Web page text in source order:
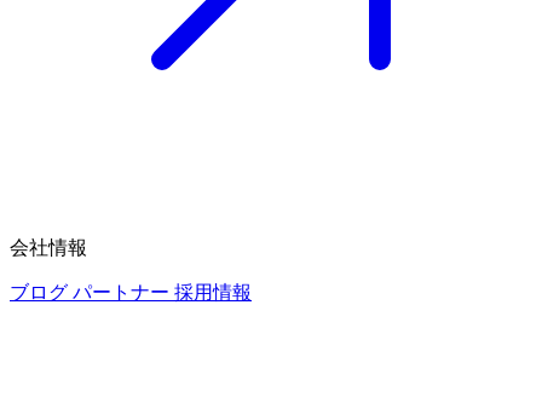
会社情報
ブログ パートナー 採用情報